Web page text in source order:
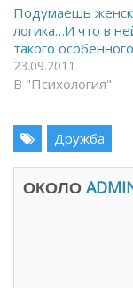
(
О
т
к
р
ы
в
а
с
в
о
в
о
a
m
(
О
т
р
ы
е
т
с
в
н
о
Подумаешь
логика…И что в
такого
23.09.2011
В "Психология"
Дружба
ОКОЛО